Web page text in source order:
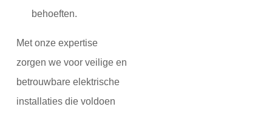
behoeften.
Met onze expertise
zorgen we voor veilige en
betrouwbare elektrische
installaties die voldoen